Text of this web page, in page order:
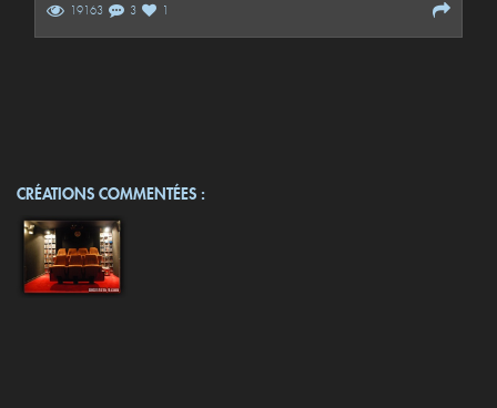
19163 3 1
CRÉATIONS COMMENTÉES :